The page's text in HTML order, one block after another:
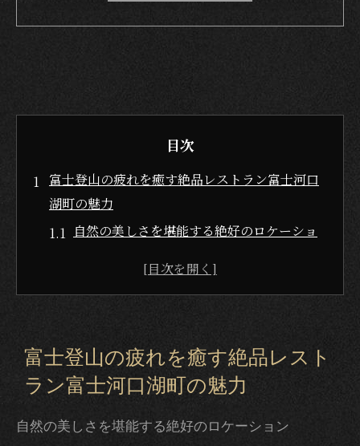
目次
富士登山の疲れを癒す絶品レストラン富士河口
湖町の魅力
自然の美しさを堪能する絶好のロケーショ
リラックスできるアットホームな雰囲気
富士登山後に立ち寄りたい心安らぐスポッ
富士登山の疲れを癒す絶品レスト
ラン富士河口湖町の魅力
自然の美しさを堪能する絶好のロケーション